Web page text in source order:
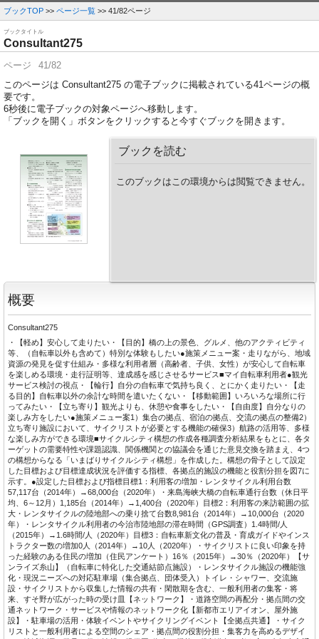
ブックTOP >> ページ一覧 >> 41/82ページ
ブックタイトル
Consultant275
ページ
41/82
このページは Consultant275 の電子ブックに掲載されている41ページの概
要です。
6秒後に電子ブックの対象ページへ移動します。
「ブックを開く」ボタンをクリックすると今すぐブックを開きます。
ブックを読む
このブックはこの環境からは閲覧できません。
概要
Consultant275
・【軽め】安心して走りたい・【目的】橋の上の景色、グルメ、他のアクティビティ
等、（自転車以外も含めて）特別な体験もしたい●施策メニュー案・走りながら、地域
資源の発見を促す仕組み・多様な利用者層（高齢者、子供、女性）が安心して自転車
を楽しめる環境・走行証明等、達成感を感じさせるサービス■マイ自転車利用者●観光
サービス検討の視点・【輪行】自分の自転車で気持ち良く、とにかく走りたい・【走
る目的】自転車以外の余計な時間を遣いたくない・【移動範囲】いろいろな場所に行
ってみたい・【立ち寄り】観光よりも、休憩や食事をしたい・【自由度】自分なりの
楽しみ方をしたい●施策メニュー案1）集合の拠点、宿泊の拠点、交流の拠点の整備2）
立ち寄り施設において、サイクリストが必要とする機能の確保3）航路の活用等、多様
な楽しみ方ができる環境■サイクルシティ構想の作成各種調査分析結果をもとに、各タ
ーゲットの需要特性や課題認識、関係機関との協議会を通じた意見交換を踏まえ、4つ
の構想からなる「いまばりサイクルシティ構想」を作成した。構想の骨子として設定
した目標および目標達成状況を評価する指標、各拠点的施設の機能と役割分担を図7に
示す。●設定した目標および指標目標1：利用客の増加・レンタサイクル利用台数
57,117台（2014年）→68,000台（2020年）・来島海峡大橋の自転車通行台数（休日平
均、6～12月）1,185台（2014年）→1,400台（2020年）目標2：利用客の来訪範囲の拡
大・レンタサイクルの陸地部への乗り捨て台数8,981台（2014年）→10,000台（2020
年）・レンタサイクル利用者の今治市陸地部の滞在時間（GPS調査）1.4時間/人
（2015年）→1.6時間/人（2020年）目標3：自転車新文化の普及・育成ガイドやインス
トラクター数の増加0人（2014年）→10人（2020年）・サイクリストに良い印象を持
った経験のある住民の増加（住民アンケート）16％（2015年）→30％（2020年）【サ
ンライズ糸山】（自転車に特化した交通結節点施設）・レンタサイクル施設の機能強
化・現況ニーズへの対応駐車場（集合拠点、団体受入）トイレ・シャワー、交流施
設・サイクリストから収集した情報の共有・閑散期を含む、一般利用者の集客・将
来、すそ野が広がった時の受け皿【ネットワーク】・道路空間の再配分・拠点間の交
通ネットワーク・サービスや情報のネットワーク化【新都市エリアイオン、屋外施
設】・駐車場の活用・体験イベントやサイクリングイベント【全拠点共通】・サイク
リストと一般利用者による空間のシェア・拠点間の役割分担・集客力を高めるデザイ